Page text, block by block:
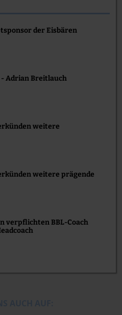
der Eisbären
Adrian Breitlauch
weitere
weitere prägende
verpflichten BBL-Coach